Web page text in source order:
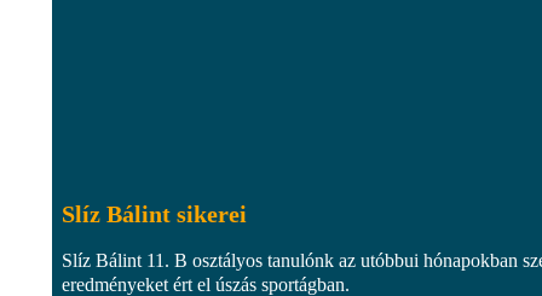
Slíz Bálint sikerei
Slíz Bálint 11. B osztályos tanulónk az utóbbui hónapokban
eredményeket ért el úszás sportágban.